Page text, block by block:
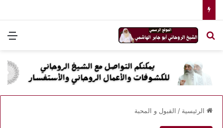
بحث عن
الرئيسية / القبول و المحبة